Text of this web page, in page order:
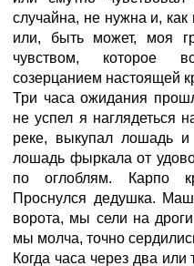
случайна, не нужна и,
или, быть может, моя
чувством, которое
созерцанием настоящей
Три часа ожидания
не успел я наглядеться
реке, выкупал лошадь и
лошадь фыркала от
по оглоблям. Карпо
Проснулся дедушка.
ворота, мы сели на
мы молча, точно
Когда часа через два или